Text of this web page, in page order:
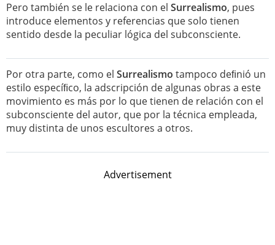
Pero también se le relaciona con el Surrealismo, pues
introduce elementos y referencias que solo tienen
sentido desde la peculiar lógica del subconsciente.
Por otra parte, como el Surrealismo tampoco deﬁnió un
estilo especíﬁco, la adscripción de algunas obras a este
movimiento es más por lo que tienen de relación con el
subconsciente del autor, que por la técnica empleada,
muy distinta de unos escultores a otros.
Advertisement